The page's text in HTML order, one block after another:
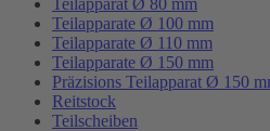
Teilapparat Ø 80 mm
Teilapparate Ø 100 mm
Teilapparate Ø 110 mm
Teilapparate Ø 150 mm
Präzisions Teilapparat Ø 150
Reitstock
Teilscheiben